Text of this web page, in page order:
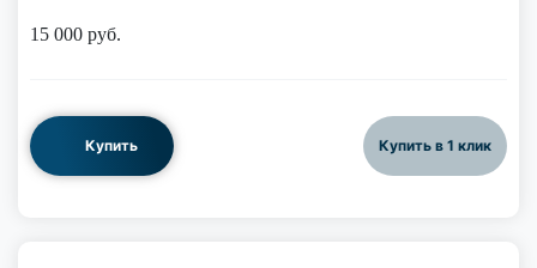
15 000 руб.
Купить Купить в 1 клик